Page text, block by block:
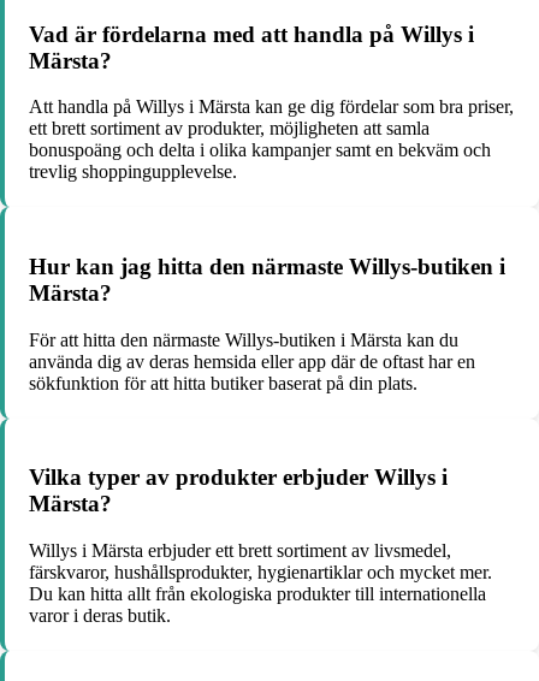
Vad är fördelarna med att handla på Willys i
Märsta?
Att handla på Willys i Märsta kan ge dig fördelar som bra priser,
ett brett sortiment av produkter, möjligheten att samla
bonuspoäng och delta i olika kampanjer samt en bekväm och
trevlig shoppingupplevelse.
Hur kan jag hitta den närmaste Willys-butiken i
Märsta?
För att hitta den närmaste Willys-butiken i Märsta kan du
använda dig av deras hemsida eller app där de oftast har en
sökfunktion för att hitta butiker baserat på din plats.
Vilka typer av produkter erbjuder Willys i
Märsta?
Willys i Märsta erbjuder ett brett sortiment av livsmedel,
färskvaror, hushållsprodukter, hygienartiklar och mycket mer.
Du kan hitta allt från ekologiska produkter till internationella
varor i deras butik.